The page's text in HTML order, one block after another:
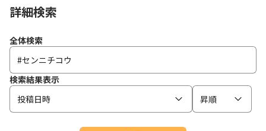
詳細検索
全体検索
検索結果表示
投稿日時
昇順